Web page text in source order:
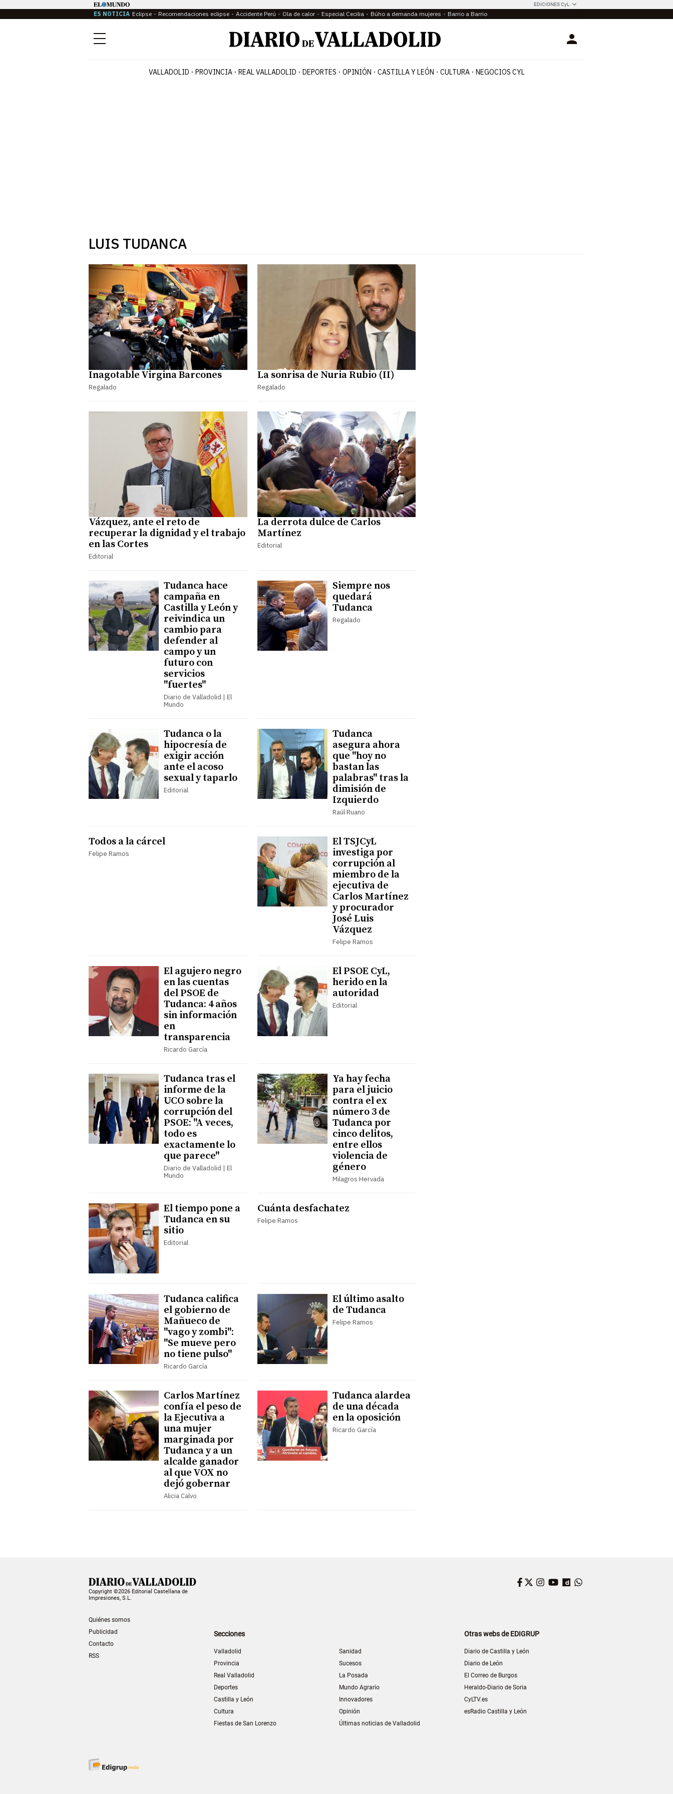
EDICIONES CyL
ES NOTICIA Eclipse Recomendaciones eclipse Accidente Perú Ola de calor Especial Cecilia Búho a demanda mujeres Barrio a Barrio
Menú Login
VALLADOLID PROVINCIA REAL VALLADOLID DEPORTES OPINIÓN CASTILLA Y LEÓN CULTURA NEGOCIOS CYL
LUIS TUDANCA
Inagotable Virgina Barcones
Regalado
La sonrisa de Nuria Rubio (II)
Regalado
Vázquez, ante el reto de
recuperar la dignidad y el trabajo
en las Cortes
Editorial
La derrota dulce de Carlos
Martínez
Editorial
Tudanca hace
campaña en
Castilla y León y
reivindica un
cambio para
defender al
campo y un
futuro con
servicios
"fuertes"
Diario de Valladolid | El
Mundo
Siempre nos
quedará
Tudanca
Regalado
Tudanca o la
hipocresía de
exigir acción
ante el acoso
sexual y taparlo
Editorial
Tudanca
asegura ahora
que "hoy no
bastan las
palabras" tras la
dimisión de
Izquierdo
Raúl Ruano
Todos a la cárcel
Felipe Ramos
El TSJCyL
investiga por
corrupción al
miembro de la
ejecutiva de
Carlos Martínez
y procurador
José Luis
Vázquez
Felipe Ramos
El agujero negro
en las cuentas
del PSOE de
Tudanca: 4 años
sin información
en
transparencia
Ricardo García
El PSOE CyL,
herido en la
autoridad
Editorial
Tudanca tras el
informe de la
UCO sobre la
corrupción del
PSOE: "A veces,
todo es
exactamente lo
que parece"
Diario de Valladolid | El
Mundo
Ya hay fecha
para el juicio
contra el ex
número 3 de
Tudanca por
cinco delitos,
entre ellos
violencia de
género
Milagros Hervada
El tiempo pone a
Tudanca en su
sitio
Editorial
Cuánta desfachatez
Felipe Ramos
Tudanca califica
el gobierno de
Mañueco de
"vago y zombi":
"Se mueve pero
no tiene pulso"
Ricardo García
El último asalto
de Tudanca
Felipe Ramos
Carlos Martínez
confía el peso de
la Ejecutiva a
una mujer
marginada por
Tudanca y a un
alcalde ganador
al que VOX no
dejó gobernar
Alicia Calvo
Tudanca alardea
de una década
en la oposición
Ricardo García
Copyright ©2026 Editorial Castellana de
Impresiones, S.L.
Quiénes somos
Publicidad
Contacto
RSS
Facebook
Twitter
Instagram
YouTube
Dailymotion
Secciones
Valladolid
Provincia
Real Valladolid
Deportes
Castilla y León
Cultura
Fiestas de San Lorenzo
Sanidad
Sucesos
La Posada
Mundo Agrario
Innovadores
Opinión
Últimas noticias de Valladolid
Otras webs de EDIGRUP
Diario de Castilla y León
Diario de León
El Correo de Burgos
Heraldo-Diario de Soria
CyLTV.es
esRadio Castilla y León